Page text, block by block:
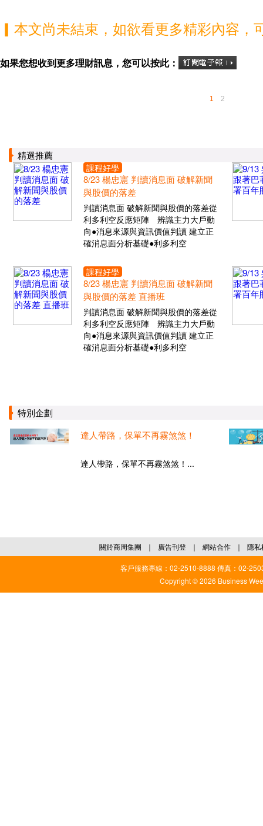
▎本文尚未結束，如欲看更多精彩內容，
如果您想收到更多理財訊息，您可以按此：
1 2
精選推薦
課程好學
8/23 楊忠憲 判讀消息面 破解新聞
與股價的落差
判讀消息面 破解新聞與股價的落差從
利多利空反應矩陣 辨識主力大戶動
向●消息來源與資訊價值判讀 建立正
確消息面分析基礎●利多利空
課程好學
8/23 楊忠憲 判讀消息面 破解新聞
與股價的落差 直播班
判讀消息面 破解新聞與股價的落差從
利多利空反應矩陣 辨識主力大戶動
向●消息來源與資訊價值判讀 建立正
確消息面分析基礎●利多利空
特別企劃
達人帶路，保單不再霧煞煞！
達人帶路，保單不再霧煞煞！...
關於商周集團 ｜ 廣告刊登 ｜ 網站合作 ｜ 隱私
客戶服務專線：02-2510-8888 傳真：02-
Copyright © 2026 Business